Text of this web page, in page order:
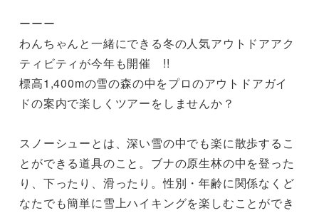
ーーー
わんちゃんと一緒にできる冬の人気アウトドアアク
ティビティが今年も開催　!!
標高1,400mの雪の森の中をプロのアウトドアガイ
ドの案内で楽しくツアーをしませんか？
スノーシューとは、深い雪の中でも楽に散歩するこ
とができる道具のこと。ブナの原生林の中を登った
り、下ったり、滑ったり。性別・年齢に関係なくど
なたでも簡単に雪上ハイキングを楽しむことができ